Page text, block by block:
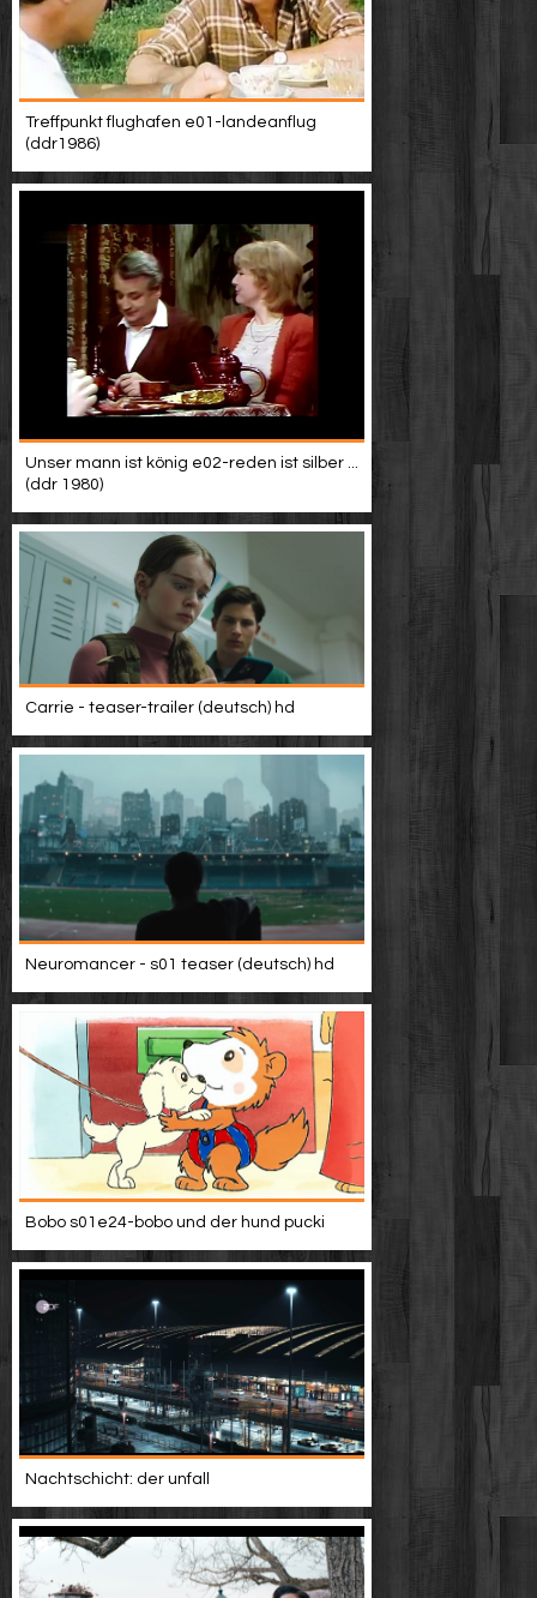
Treffpunkt flughafen e01-landeanflug
(ddr1986)
Unser mann ist könig e02-reden ist silber ...
(ddr 1980)
Carrie - teaser-trailer (deutsch) hd
Neuromancer - s01 teaser (deutsch) hd
Bobo s01e24-bobo und der hund pucki
Nachtschicht: der unfall